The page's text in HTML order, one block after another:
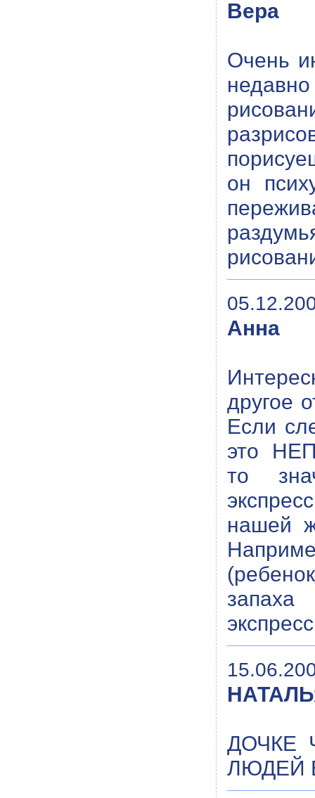
Вера
Очень
он
Анна
другое
Если
это
то
нашей
ДОЧКЕ
ЛЮДЕЙ